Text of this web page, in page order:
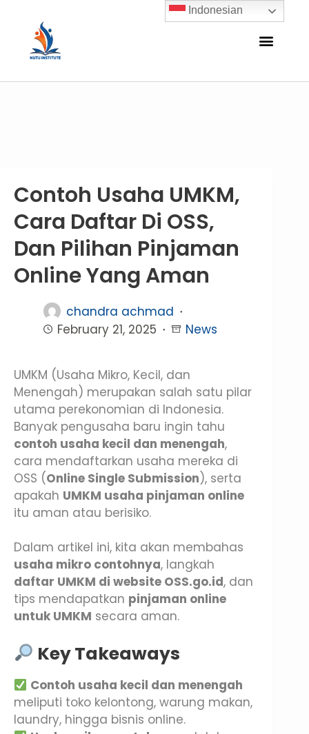
Contoh Usaha UMKM,
Cara Daftar Di OSS,
Dan Pilihan Pinjaman
Online Yang Aman
chandra achmad
February 21, 2025
News
UMKM (Usaha Mikro, Kecil, dan
Menengah) merupakan salah satu pilar
utama perekonomian di Indonesia.
Banyak pengusaha baru ingin tahu
contoh usaha kecil dan menengah,
cara mendaftarkan usaha mereka di
OSS (Online Single Submission), serta
apakah UMKM usaha pinjaman online
itu aman atau berisiko.
Dalam artikel ini, kita akan membahas
usaha mikro contohnya, langkah
daftar UMKM di website OSS.go.id, dan
tips mendapatkan pinjaman online
untuk UMKM secara aman.
Key Takeaways
Contoh usaha kecil dan menengah
meliputi toko kelontong, warung makan,
laundry, hingga bisnis online.
Indonesian